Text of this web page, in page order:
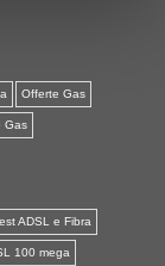
Offerte Gas
Gas
ADSL e Fibra
100 mega